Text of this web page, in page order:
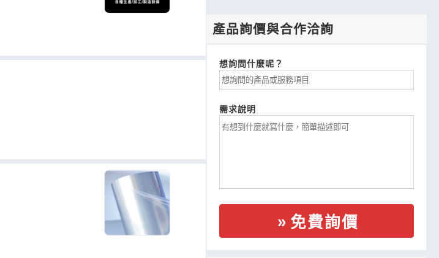
產品詢價與合作洽詢
想詢問什麼呢？
需求說明
免費詢價